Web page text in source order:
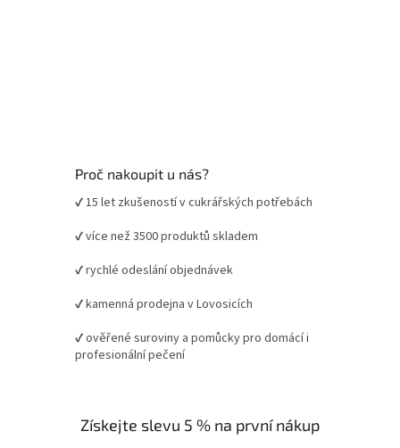
Proč nakoupit u nás?
✔ 15 let zkušeností v cukrářských potřebách
✔ více než 3500 produktů skladem
✔ rychlé odeslání objednávek
✔ kamenná prodejna v Lovosicích
✔ ověřené suroviny a pomůcky pro domácí i
profesionální pečení
Získejte slevu 5 % na první nákup